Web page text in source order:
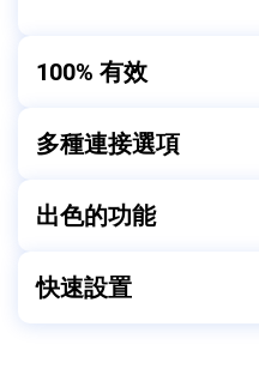
100% 有效
多種連接選項
出色的功能
快速設置